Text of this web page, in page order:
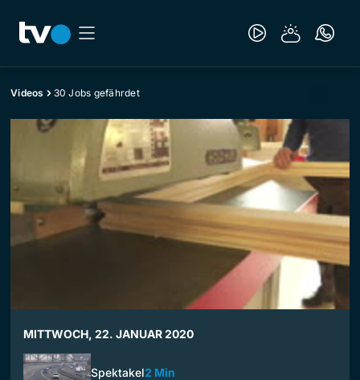
Videos 30 Jobs gefährdet
MITTWOCH, 22. JANUAR 2020
Spektakel2 Min